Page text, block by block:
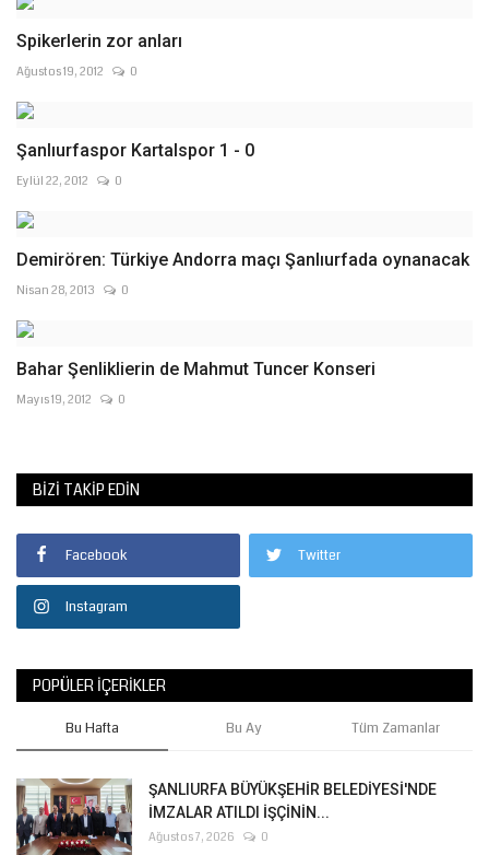
Spikerlerin zor anları
Ağustos 19, 2012 0
Şanlıurfaspor Kartalspor 1 - 0
Eylül 22, 2012 0
Demirören: Türkiye Andorra maçı Şanlıurfada oynanacak
Nisan 28, 2013 0
Bahar Şenliklierin de Mahmut Tuncer Konseri
Mayıs 19, 2012 0
BIZI TAKIP EDIN
Facebook Twitter
Instagram
POPÜLER İÇERIKLER
Bu Hafta Bu Ay Tüm Zamanlar
ŞANLIURFA BÜYÜKŞEHİR BELEDİYESİ'NDE
İMZALAR ATILDI İŞÇİNİN...
Ağustos 7, 2026 0